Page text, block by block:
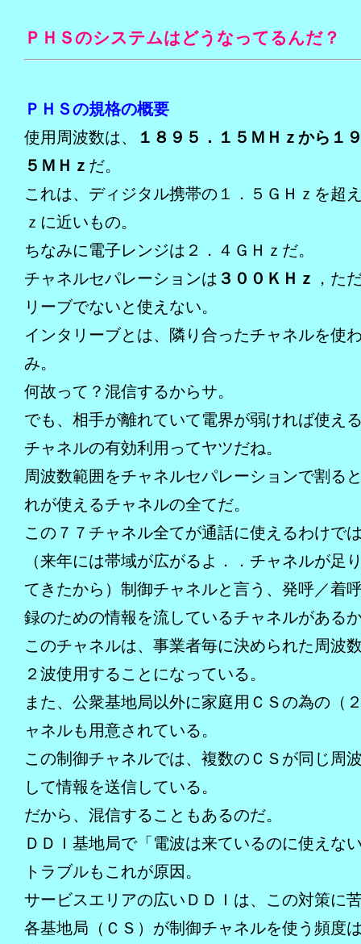
ＰＨＳのシステムはどうなってるんだ？
ＰＨＳの規格の概要
使用周波数は、
１８９５．１５ＭＨｚから１
５ＭＨｚ だ。
これは、ディジタル携帯の１．５ＧＨｚを超
ｚに近いもの。
ちなみに電子レンジは２．４ＧＨｚだ。
チャネルセパレーションは ３００ＫＨｚ
，た
リーブでないと使えない。
インタリーブとは、隣り合ったチャネルを使
み。
何故って？混信するからサ。
でも、相手が離れていて電界が弱ければ使え
チャネルの有効利用ってヤツだね。
周波数範囲をチャネルセパレーションで割る
れが使えるチャネルの全てだ。
この７７チャネル全てが通話に使えるわけで
（来年には帯域が広がるよ．．チャネルが足
てきたから）制御チャネルと言う、発呼／着
録のための情報を流しているチャネルがある
このチャネルは、事業者毎に決められた周波
２波使用することになっている。
また、公衆基地局以外に家庭用ＣＳの為の（
ャネルも用意されている。
この制御チャネルでは、複数のＣＳが同じ周
して情報を送信している。
だから、混信することもあるのだ。
ＤＤＩ基地局で「電波は来ているのに使えな
トラブルもこれが原因。
サービスエリアの広いＤＤＩは、この対策に
各基地局（ＣＳ）が制御チャネルを使う頻度